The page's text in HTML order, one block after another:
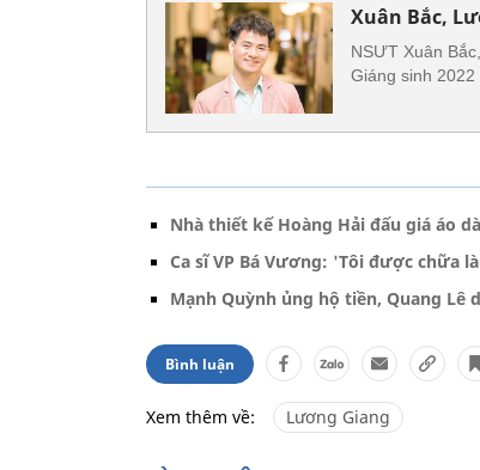
Xuân Bắc,
NSƯT Xuân
Giáng sinh
Nhà thiết kế Hoàng Hải đấu giá áo
Ca sĩ VP Bá Vương: 'Tôi được chữa
Mạnh Quỳnh ủng hộ tiền, Quang Lê
Bình luận
Xem thêm về: Lương Giang